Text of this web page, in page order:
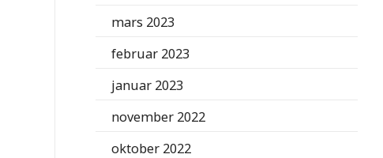
mars 2023
februar 2023
januar 2023
november 2022
oktober 2022